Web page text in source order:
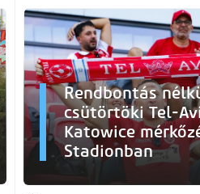
Rendbontás
csütörtöki Tel-
Katowice
Stadionban